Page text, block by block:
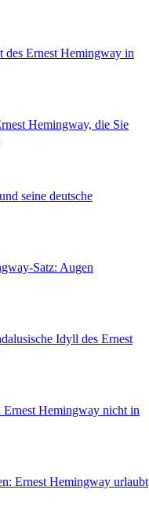
des Ernest Hemingway in
Hemingway, die Sie
seine deutsche
Satz: Augen
Idyll des Ernest
Hemingway nicht in
Ernest Hemingway urlaubt